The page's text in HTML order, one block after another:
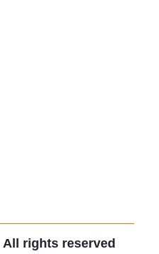
All rights reserved